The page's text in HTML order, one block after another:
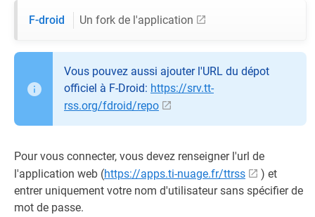
F-droid Un fork de l'application
Vous pouvez aussi ajouter l'URL du dépot
officiel à F-Droid: https://srv.tt-
rss.org/fdroid/repo
Pour vous connecter, vous devez renseigner l'url de
l'application web (https://apps.ti-nuage.fr/ttrss
) et
entrer uniquement votre nom d'utilisateur sans spécifier de
mot de passe.